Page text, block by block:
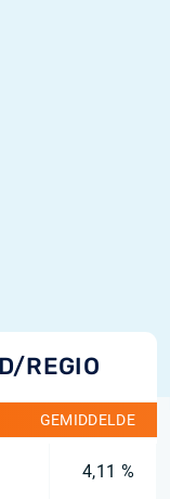
REGIO
GEMIDDELDE
4,11 %